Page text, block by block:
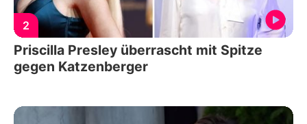
2
Priscilla Presley überrascht mit Spitze
gegen Katzenberger